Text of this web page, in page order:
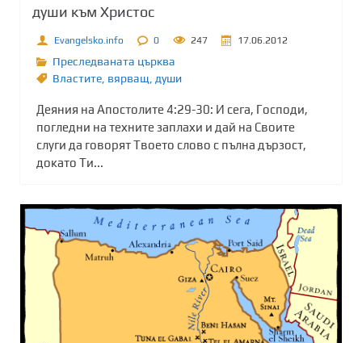
души към Христос
Evangelsko.info 0 247 17.06.2012
Преследваната църква
Властите вярващ души
Деяния на Апостолите 4:29-30: И сега, Господи,
погледни на техните заплахи и дай на Своите
слуги да говорят Твоето слово с пълна дързост,
докато Ти...